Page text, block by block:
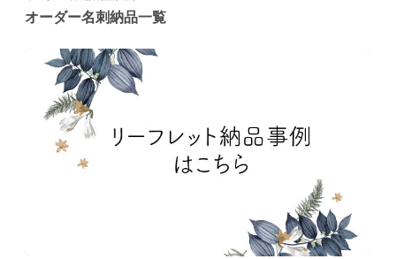
オーダー名刺納品一覧